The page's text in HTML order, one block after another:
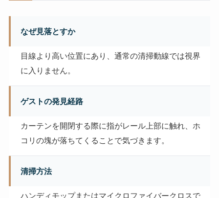
なぜ見落とすか
目線より高い位置にあり、通常の清掃動線では視界
に入りません。
ゲストの発見経路
カーテンを開閉する際に指がレール上部に触れ、ホ
コリの塊が落ちてくることで気づきます。
清掃方法
ハンディモップまたはマイクロファイバークロスで